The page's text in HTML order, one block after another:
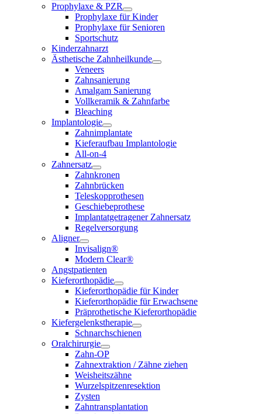
Prophylaxe & PZR
Prophylaxe für Kinder
Prophylaxe für Senioren
Sportschutz
Kinderzahnarzt
Ästhetische Zahnheilkunde
Veneers
Zahnsanierung
Amalgam Sanierung
Vollkeramik & Zahnfarbe
Bleaching
Implantologie
Zahnimplantate
Kieferaufbau Implantologie
All-on-4
Zahnersatz
Zahnkronen
Zahnbrücken
Teleskopprothesen
Geschiebeprothese
Implantatgetragener Zahnersatz
Regelversorgung
Aligner
Invisalign®
Modern Clear®
Angstpatienten
Kieferorthopädie
Kieferorthopädie für Kinder
Kieferorthopädie für Erwachsene
Präprothetische Kieferorthopädie
Kiefergelenkstherapie
Schnarchschienen
Oralchirurgie
Zahn-OP
Zahnextraktion / Zähne ziehen
Weisheitszähne
Wurzelspitzenresektion
Zysten
Zahntransplantation